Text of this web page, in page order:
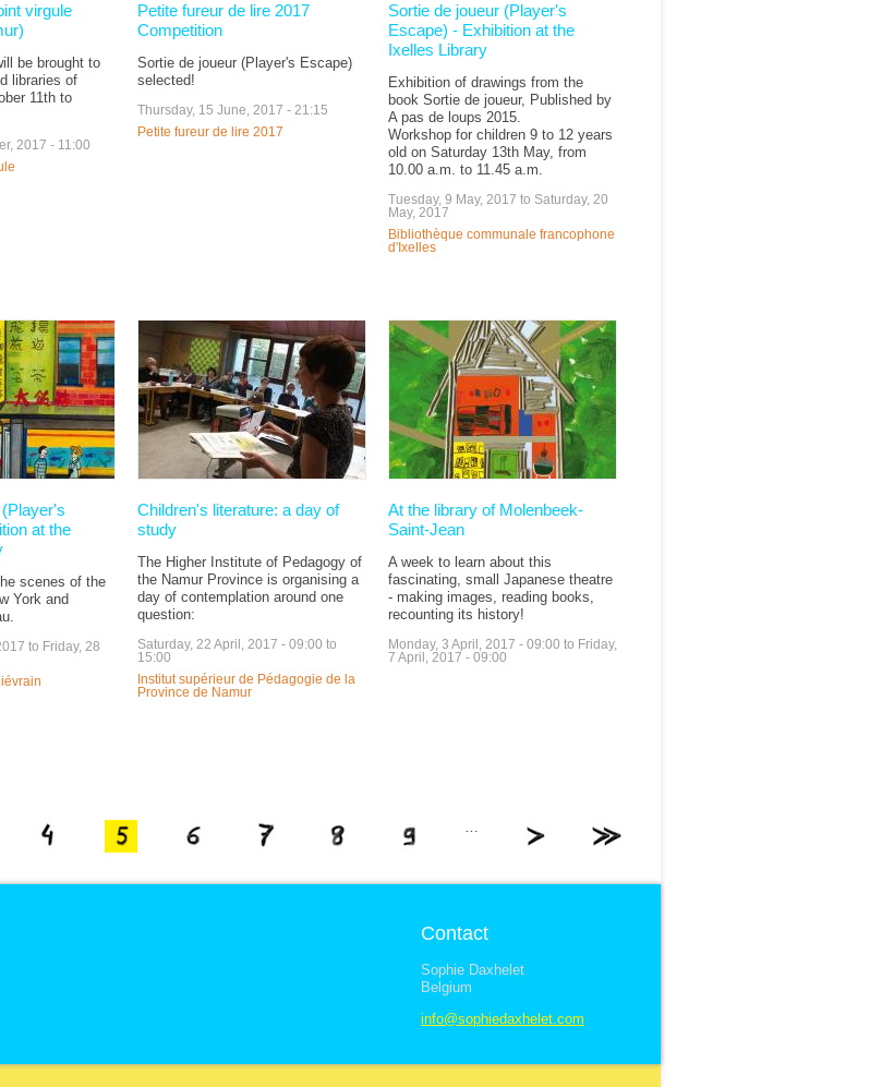
virgule
be brought to
libraries of
11th to
2017 - 11:00
Petite fureur de lire 2017
Competition
Sortie de joueur (Player's Escape)
selected!
Thursday, 15 June, 2017 - 21:15
Petite fureur de lire 2017
Sortie de joueur (Player's
Escape) - Exhibition at the
Ixelles Library
Exhibition of drawings from the
book Sortie de joueur, Published by
A pas de loups 2015.
Workshop for children 9 to 12 years
old on Saturday 13th May, from
10.00 a.m. to 11.45 a.m.
Tuesday, 9 May, 2017 to Saturday, 20
May, 2017
Bibliothèque communale francophone
d'Ixelles
at the
scenes of the
York and
to Friday, 28
Children's literature: a day of
study
The Higher Institute of Pedagogy of
the Namur Province is organising a
day of contemplation around one
question:
Saturday, 22 April, 2017 - 09:00 to
15:00
Institut supérieur de Pédagogie de la
Province de Namur
At the library of Molenbeek-
Saint-Jean
A week to learn about this
fascinating, small Japanese theatre
- making images, reading books,
recounting its history!
Monday, 3 April, 2017 - 09:00 to Friday,
7 April, 2017 - 09:00
…
Contact
Sophie Daxhelet
Belgium
info@sophiedaxhelet.com